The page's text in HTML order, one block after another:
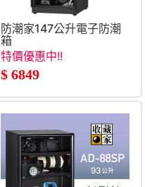
防潮家147公升電子防潮
箱
特價優惠中!!
$ 6849